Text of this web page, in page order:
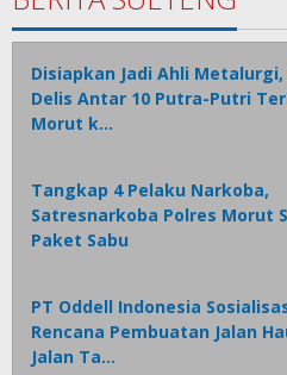
Disiapkan Jadi Ahli
Delis Antar 10 Putra-Putri
Morut k…
Tangkap 4 Pelaku Narkoba,
Satresnarkoba Polres Morut
Paket Sabu
PT Oddell Indonesia
Rencana Pembuatan Jalan
Jalan Ta…